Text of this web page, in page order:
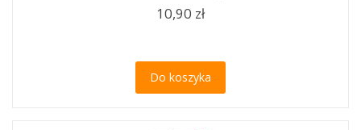
10,90 zł
Do koszyka